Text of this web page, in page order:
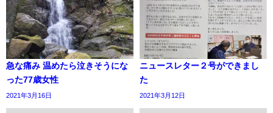
急な痛み 温めたら泣きそうにな
った77歳女性
2021年3月16日
ニュースレター２号ができまし
た
2021年3月12日